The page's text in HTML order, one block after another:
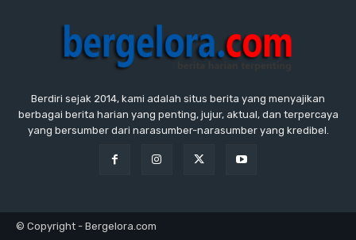
Berdiri sejak 2014, kami adalah situs berita yang menyajikan
berbagai berita harian yang penting, jujur, aktual, dan terpercaya
yang bersumber dari narasumber-narasumber yang kredibel.
© Copyright - Bergelora.com